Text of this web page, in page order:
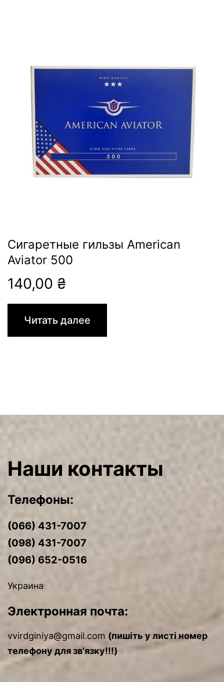
Сигаретные гильзы American
Aviator 500
140,00 ₴
Читать далее
Наши контакты
Телефоны:
(066) 431-7007
(098) 431-7007
(096) 652-0516
Украина
Электронная почта:
vvirdginiya@gmail.com (пишіть у листі номер
телефону для зв'язку!!!)